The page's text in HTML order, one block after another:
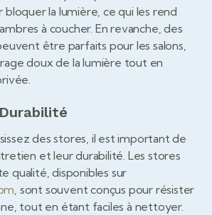
bloquer la lumière, ce qui les rend
à coucher. En revanche, des
être parfaits pour les salons,
doux de la lumière tout en
des stores, il est important de
et leur durabilité. Les stores
qualité, disponibles sur
, sont souvent conçus pour résister
tout en étant faciles à nettoyer.